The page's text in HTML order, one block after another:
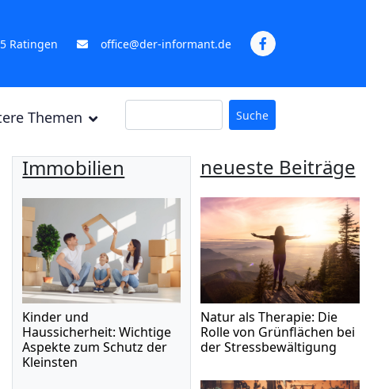
Ratingen office@der-informant.de
Themen Suche
Immobilien
Kinder und
Haussicherheit: Wichtige
Aspekte zum Schutz der
Kleinsten
neueste Beiträge
Natur als Therapie: Die
Rolle von Grünflächen bei
der Stressbewältigung